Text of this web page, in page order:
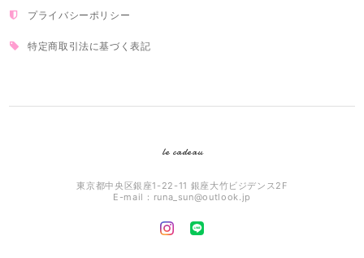
プライバシーポリシー
特定商取引法に基づく表記
le cadeau
東京都中央区銀座1-22-11 銀座大竹ビジデンス2F
E-mail： runa_sun@outlook.jp